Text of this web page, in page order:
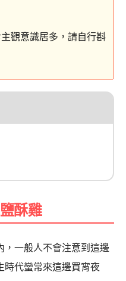
觀意識居多，請自行斟
酥雞
，一般人不會注意到這邊
時代蠻常來這邊買宵夜